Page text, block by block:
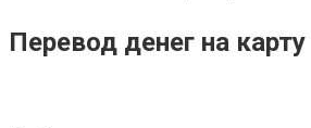
Перевод денег на